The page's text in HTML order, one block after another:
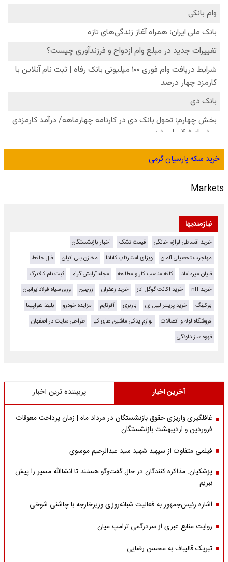
خرید سکه پارسیان گرمی
Markets
نیازمندیها
خرید اقساطی لوازم خانگی قیمت تشک
اخبار بازنشستگان
مهاجرت تحصیلی آلمان
ویزای استارتاپ کانادا مخازن پلی اتیلن
فال حافظ
قلیان میرداماد
کافه مناسب کار و مطالعه مجله آرایش گرام
ثبت نام کالابرگ
خرید nft
خرید اکانت گوگل ادز خرید زعفران زرچین
ورق سیاه فولادایرانیان
بوکینگ
خرید پرینتر لیبل زن باربری آفرتایم مزایده خودرو
بلیط هواپیما
فروشگاه لوله و اتصالات
لوازم یدکی ماشین های کیا
طراحی سایت در اصفهان
قهوه ساز دلونگی
آخرین اخبار پربیننده ترین اخبار
غافلگیری واریزی حقوق بازنشستگان در مرداد ماه | زمان پرداخت معوقات
فروردین و اردیبهشت بازنشستگان
فیلمی متفاوت از سپهبد شهید سید عبدالرحیم موسوی
پزشکیان: مذاکره کنندگان در حال گفت‌وگو هستند تا انشاالله مسیر را پیش
ببریم
اشاره‌ رئیس‌جمهور به فعالیت شبانه‌روزی وزیر‌خارجه با چاشنی شوخی
روایت منابع عبری از سردرگمی ترامپ میان
تبریک قالیباف به محسن رضایی